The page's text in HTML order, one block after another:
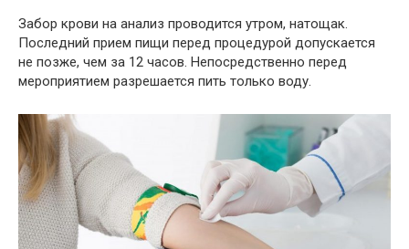
Забор крови на анализ проводится утром, натощак.
Последний прием пищи перед процедурой допускается
не позже, чем за 12 часов. Непосредственно перед
мероприятием разрешается пить только воду.